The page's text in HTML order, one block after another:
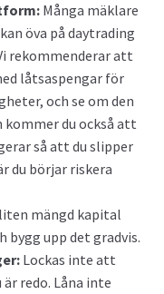
Många mäklare
öva på daytrading
rekommenderar att
låtsaspengar för
och se om den
kommer du också att
så att du slipper
du börjar riskera
mängd kapital
bygg upp det gradvis.
Lockas inte att
redo. Låna inte